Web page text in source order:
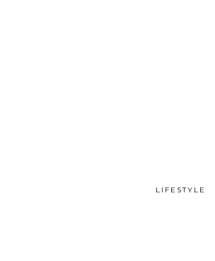
LIFESTYLE